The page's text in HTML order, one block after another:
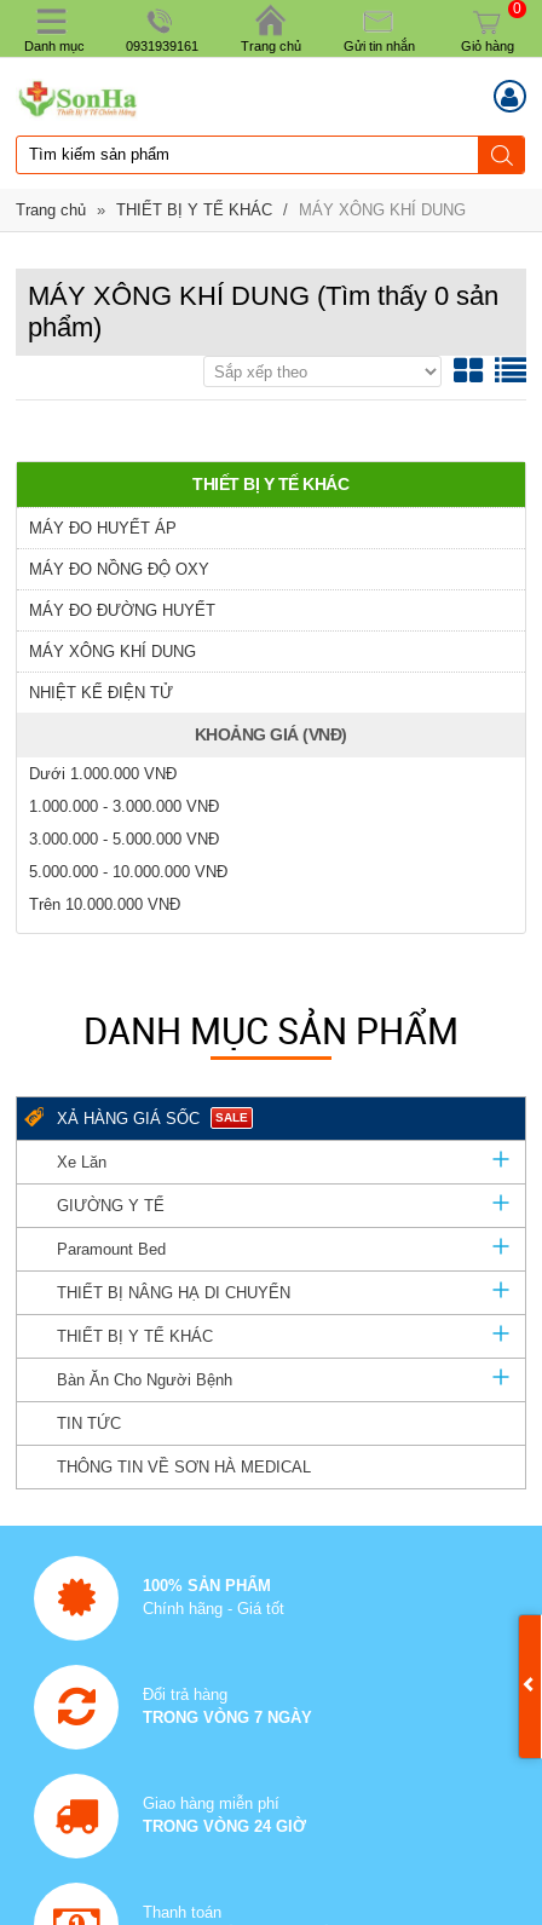
Danh mục 0931939161 Trang chủ Gửi tin nhắn
0
Giỏ hàng
Trang chủ » THIẾT BỊ Y TẾ KHÁC / MÁY XÔNG KHÍ DUNG
MÁY XÔNG KHÍ DUNG (Tìm thấy0 sản
phẩm)
THIẾT BỊ Y TẾ KHÁC
MÁY ĐO HUYẾT ÁP
MÁY ĐO NỒNG ĐỘ OXY
MÁY ĐO ĐƯỜNG HUYẾT
MÁY XÔNG KHÍ DUNG
NHIỆT KẾ ĐIỆN TỬ
KHOẢNG GIÁ (VNĐ)
Dưới 1.000.000 VNĐ
1.000.000 - 3.000.000 VNĐ
3.000.000 - 5.000.000 VNĐ
5.000.000 - 10.000.000 VNĐ
Trên 10.000.000 VNĐ
DANH MỤC SẢN PHẨM
XẢ HÀNG GIÁ SỐC SALE
Xe Lăn
GIƯỜNG Y TẾ
Paramount Bed
THIẾT BỊ NÂNG HẠ DI CHUYỂN
THIẾT BỊ Y TẾ KHÁC
Bàn Ăn Cho Người Bệnh
TIN TỨC
THÔNG TIN VỀ SƠN HÀ MEDICAL
100% SẢN PHẨM
Chính hãng - Giá tốt
Đổi trả hàng
TRONG VÒNG 7 NGÀY
Giao hàng miễn phí
TRONG VÒNG 24 GIỜ
Thanh toán